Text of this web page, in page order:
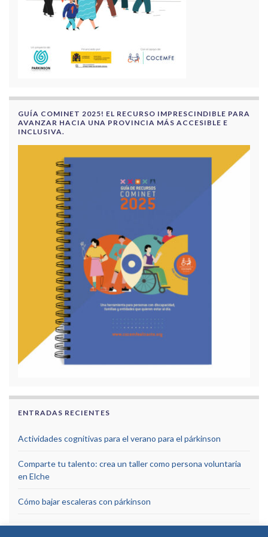
GUÍA COMINET 2025! EL RECURSO IMPRESCINDIBLE PARA
AVANZAR HACIA UNA PROVINCIA MÁS ACCESIBLE E
INCLUSIVA.
ENTRADAS RECIENTES
Actividades cognitivas para el verano para el párkinson
Comparte tu talento: crea un taller como persona voluntaria
en Elche
Cómo bajar escaleras con párkinson